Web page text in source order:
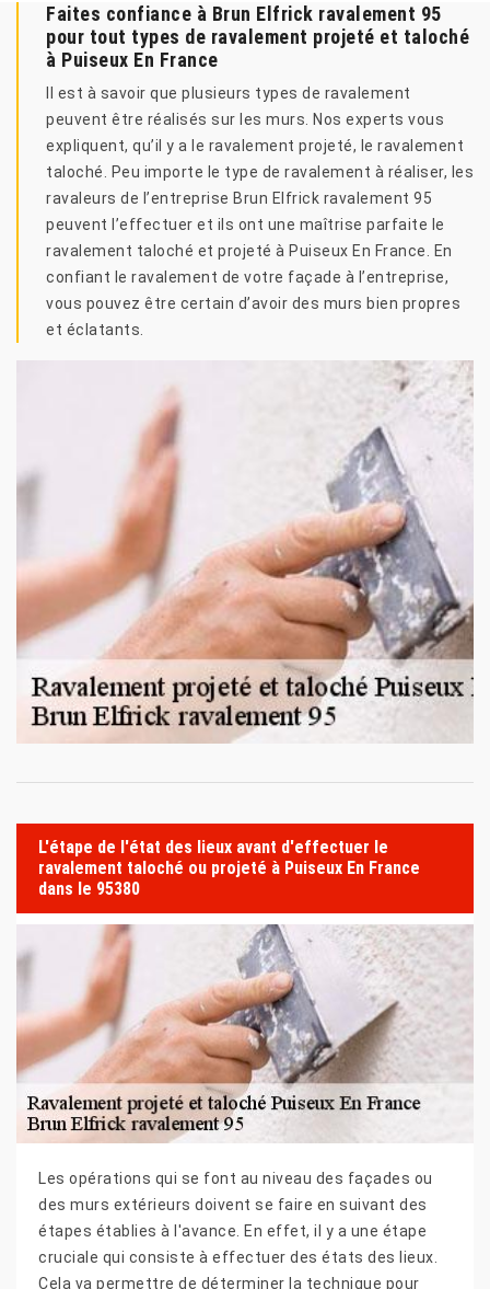
Faites confiance à Brun Elfrick ravalement 95
pour tout types de ravalement projeté et taloché
à Puiseux En France
Il est à savoir que plusieurs types de ravalement
peuvent être réalisés sur les murs. Nos experts vous
expliquent, qu’il y a le ravalement projeté, le ravalement
taloché. Peu importe le type de ravalement à réaliser, les
ravaleurs de l’entreprise Brun Elfrick ravalement 95
peuvent l’effectuer et ils ont une maîtrise parfaite le
ravalement taloché et projeté à Puiseux En France. En
confiant le ravalement de votre façade à l’entreprise,
vous pouvez être certain d’avoir des murs bien propres
et éclatants.
L'étape de l'état des lieux avant d'effectuer le
ravalement taloché ou projeté à Puiseux En France
dans le 95380
Les opérations qui se font au niveau des façades ou
des murs extérieurs doivent se faire en suivant des
étapes établies à l'avance. En effet, il y a une étape
cruciale qui consiste à effectuer des états des lieux.
Cela va permettre de déterminer la technique pour